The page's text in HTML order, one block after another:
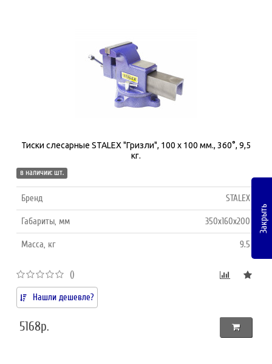
Тиски слесарные STALEX "Гризли", 100 х 100 мм., 360°, 9,5
кг.
в наличии: шт.
Бренд STALEX
Габариты, мм 350x160x200
Масса, кг 9.5
()
Нашли дешевле?
5168р.
Закрыть